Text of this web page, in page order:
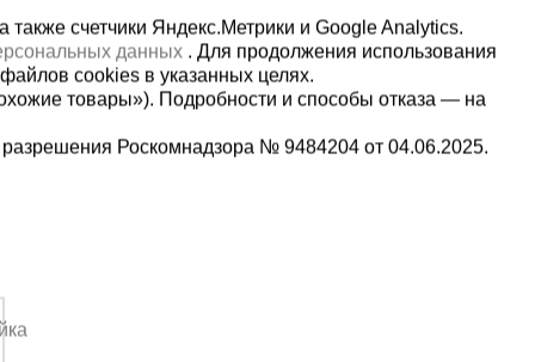
09
Мы в социальных сетях:
счетчики Яндекс.Метрики и Google Analytics.
данных . Для продолжения использования
cookies в указанных целях.
товары»). Подробности и способы отказа — на
Роскомнадзора № 9484204 от 04.06.2025.